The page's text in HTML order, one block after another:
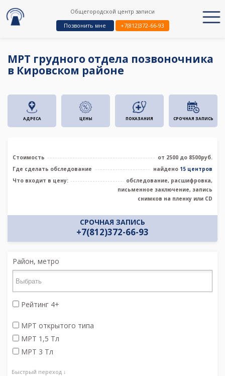
Общегородской центр записи
Позвонить мне
+7(812)372-66-93
МРТ грудного отдела позвоночника
в Кировском районе
АДРЕСА ЦЕНЫ ПОКАЗАНИЯ СРОЧНАЯ ЗАПИСЬ
Стоимость
от 2500 до 8500руб.
Где сделать обследование
найдено 15 центров
Что входит в цену:
обследование, расшифровка,
письменное заключение, запись
снимков на пленку или CD
СРОЧНАЯ ЗАПИСЬ
+7(812)372-66-93
Район, метро
Рейтинг 4+
МРТ открытого типа
МРТ 1,5 Тл
МРТ 3 Тл
Быстрый переход ↓